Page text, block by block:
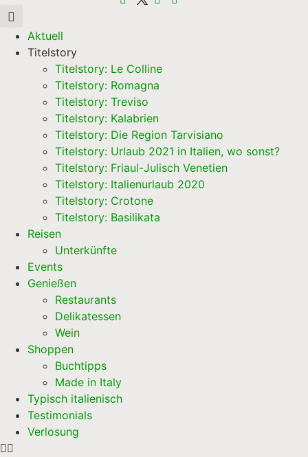
Aktuell
Titelstory
Titelstory: Le Colline
Titelstory: Romagna
Titelstory: Treviso
Titelstory: Kalabrien
Titelstory: Die Region Tarvisiano
Titelstory: Urlaub 2021 in Italien, wo sonst?
Titelstory: Friaul-Julisch Venetien
Titelstory: Italienurlaub 2020
Titelstory: Crotone
Titelstory: Basilikata
Reisen
Unterkünfte
Events
Genießen
Restaurants
Delikatessen
Wein
Shoppen
Buchtipps
Made in Italy
Typisch italienisch
Testimonials
Verlosung